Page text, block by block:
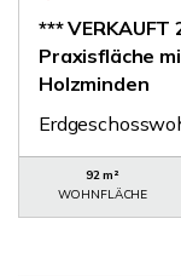
***
Praxisfläche
Holzminden
92 m²
WOHNFLÄCHE